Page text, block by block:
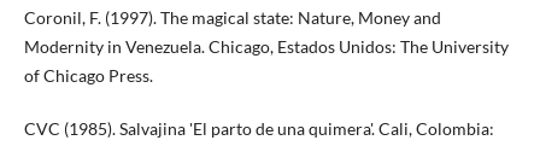
Coronil, F. (1997). The magical state: Nature, Money and
Modernity in Venezuela. Chicago, Estados Unidos: The University
of Chicago Press.
CVC (1985). Salvajina 'El parto de una quimera'. Cali, Colombia: